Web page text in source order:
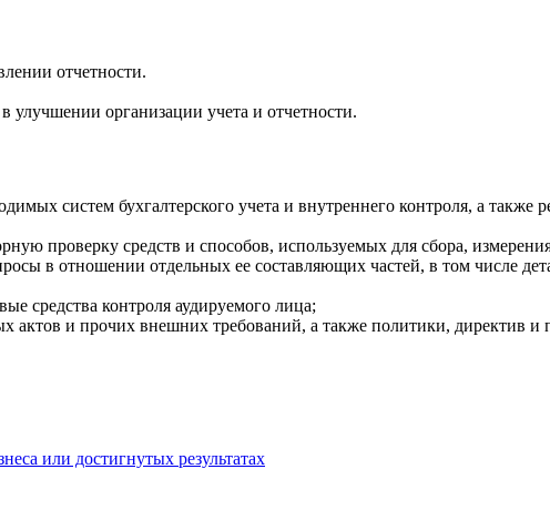
отчетности.
улучшении организации учета и отчетности.
систем бухгалтерского учета и внутреннего контроля, а также
проверку средств и способов, используемых для сбора,
в отношении отдельных ее составляющих частей, в том числе
средства контроля аудируемого лица;
актов и прочих внешних требований, а также политики, директив и
или достигнутых результатах